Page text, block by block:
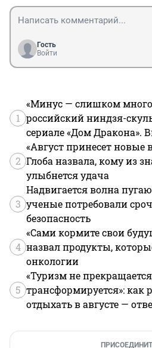
Гость
Войти
1
«Минус — слишком много
российский ниндзя-
сериале «Дом Дракона».
2
«Август принесет новые
Глоба назвала, кому из
улыбнется удача
3
Надвигается волна
ученые потребовали
безопасность
4
«Сами кормите свои
назвал продукты,
онкологии
5
«Туризм не
трансформируется»: как
отдыхать в августе —